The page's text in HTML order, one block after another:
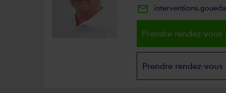
mail_outline
Prendre rendez-vous
Prendre rendez-vous